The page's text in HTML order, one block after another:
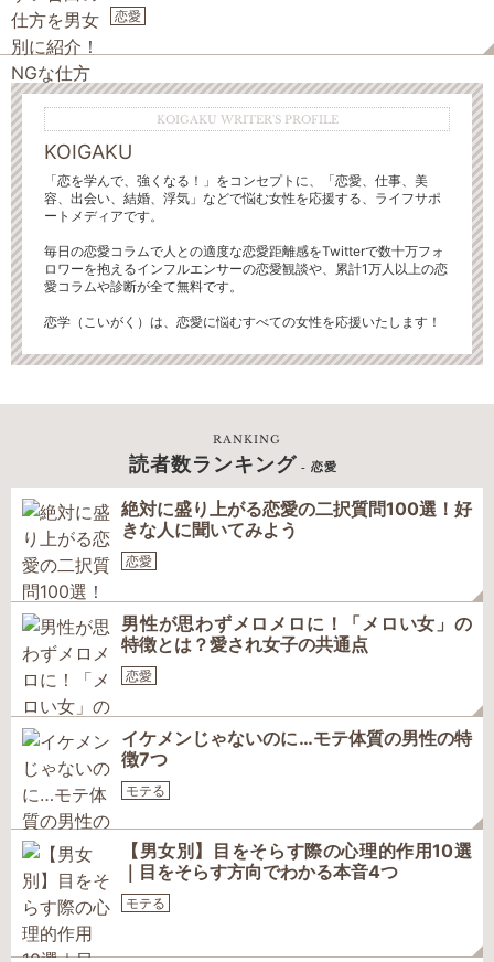
恋愛
KOIGAKU WRITER'S PROFILE
KOIGAKU
「恋を学んで、強くなる！」をコンセプトに、「恋愛、仕事、美
容、出会い、結婚、浮気」などで悩む女性を応援する、ライフサポ
ートメディアです。
毎日の恋愛コラムで人との適度な恋愛距離感をTwitterで数十万フォ
ロワーを抱えるインフルエンサーの恋愛観談や、累計1万人以上の恋
愛コラムや診断が全て無料です。
恋学（こいがく）は、恋愛に悩むすべての女性を応援いたします！
RANKING
読者数ランキング - 恋愛
絶対に盛り上がる恋愛の二択質問100選！好
きな人に聞いてみよう
恋愛
男性が思わずメロメロに！「メロい女」の
特徴とは？愛され女子の共通点
恋愛
イケメンじゃないのに…モテ体質の男性の特
徴7つ
モテる
【男女別】目をそらす際の心理的作用10選
｜目をそらす方向でわかる本音4つ
モテる